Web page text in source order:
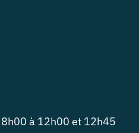
à 12h00 et 12h45